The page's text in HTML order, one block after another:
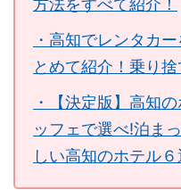
方法をすべて紹介！
・高知でレンタカ
とめて紹介！乗り捨
・【決定版】高知
ッフェで選べ!泊ま
しい高知のホテル６